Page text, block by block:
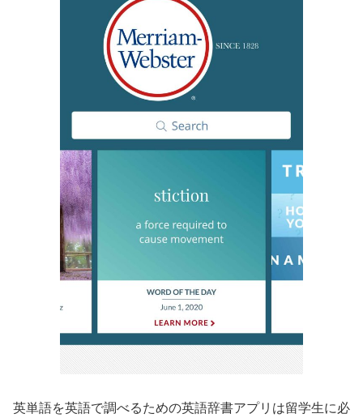
英単語を英語で調べるための英語辞書アプリは留学生に必